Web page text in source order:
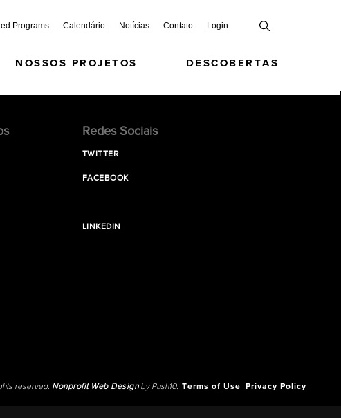
Programs Calendário Notícias Contato Login
NOSSOS PROJETOS DESCOBERTAS
Redes Sociais
TWITTER
FACEBOOK
LINKEDIN
reserved. Nonprofit Web Designby Push10. Terms of Use Privacy Policy